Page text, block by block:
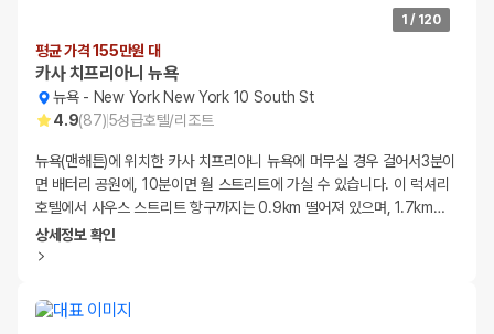
1 / 120
평균 가격 155만원 대
카사 치프리아니 뉴욕
뉴욕- New York New York 10 South St
4.9(87)5성급호텔/리조트
뉴욕(맨해튼)에 위치한 카사 치프리아니 뉴욕에 머무실 경우 걸어서3분이
면 배터리 공원에, 10분이면 월 스트리트에 가실 수 있습니다. 이 럭셔리
호텔에서 사우스 스트리트 항구까지는 0.9km 떨어져 있으며, 1.7km…
상세정보 확인